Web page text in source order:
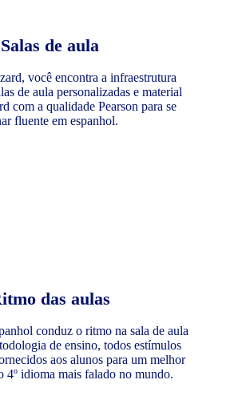
Salas de aula
você encontra a infraestrutura
de aula personalizadas e material
com a qualidade Pearson para se
fluente em espanhol.
das aulas
conduz o ritmo na sala de aula
de ensino, todos estímulos
aos alunos para um melhor
4º idioma mais falado no mundo.